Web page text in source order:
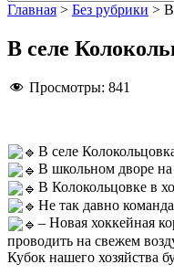
Главная > Без рубрики > В
В селе
Просмотры: 841
В селе
В школьном дворе на
В Колокольцовке в
Не так давно
– Новая хоккейная
проводить на свежем
Кубок нашего хозяйства